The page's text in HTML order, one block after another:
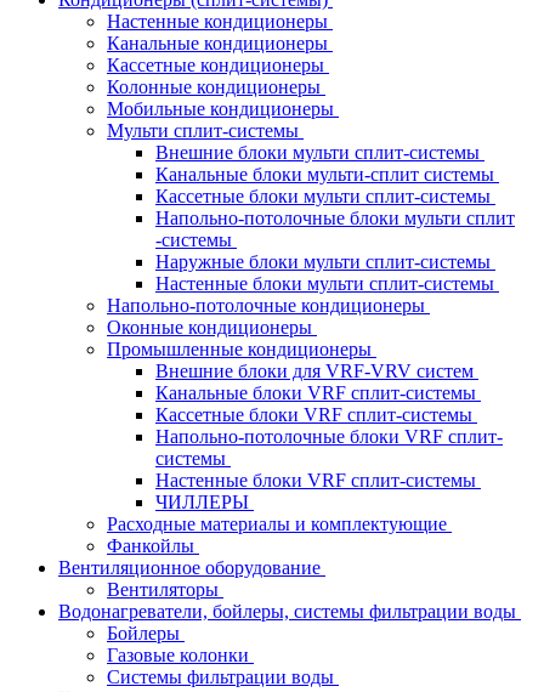
Настенные кондиционеры
Канальные кондиционеры
Кассетные кондиционеры
Колонные кондиционеры
Мобильные кондиционеры
Мульти сплит-системы
Внешние блоки мульти сплит-системы
Канальные блоки мульти-сплит системы
Кассетные блоки мульти сплит-системы
Напольно-потолочные блоки мульти сплит
-системы
Наружные блоки мульти сплит-системы
Настенные блоки мульти сплит-системы
Напольно-потолочные кондиционеры
Оконные кондиционеры
Промышленные кондиционеры
Внешние блоки для VRF-VRV систем
Канальные блоки VRF сплит-системы
Кассетные блоки VRF сплит-системы
Напольно-потолочные блоки VRF сплит-
системы
Настенные блоки VRF сплит-системы
ЧИЛЛЕРЫ
Расходные материалы и комплектующие
Фанкойлы
Вентиляционное оборудование
Вентиляторы
Водонагреватели, бойлеры, системы фильтрации воды
Бойлеры
Газовые колонки
Системы фильтрации воды